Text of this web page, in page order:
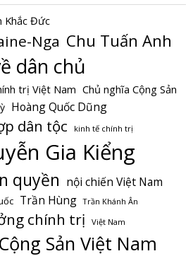
Khắc Đức
Nga Chu Tuấn Anh
dân chủ
trị Việt Nam Chủ nghĩa Cộng Sản
Hoàng Quốc Dũng
dân tộc kinh tế chính trị
Gia Kiểng
quyền nội chiến Việt Nam
Trần Hùng Trần Khánh Ân
chính trị Việt Nam
Sản Việt Nam